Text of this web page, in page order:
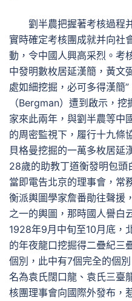
劉半農把握著考核過程
實時確定考核團成就并向社
動，令中國人興高采烈。考
中發明數枚居延漢簡，黃文
處如細挖掘，必可多得漢簡
（Bergman）遭到啟示，
家來此兩年，與劉半農等中
的周密監視下，履行十九條
貝格曼挖掘的一萬多枚居延
28歲的助教丁道衡發明包
當即電告北京的理事會，常
衡派輿圖學家詹番勛往聲援
之一的輿圖，那時國人譽白
1928年9月中旬至10月底，
的年夜龍口挖掘得二疊紀三
個別，此中有7個完全的個
名為袁氏闊口龍、袁氏三臺
核團理事會向國際外發布，